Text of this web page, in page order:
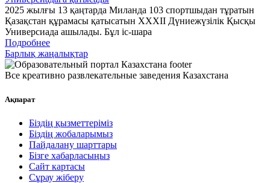
2025 жылғы 13 қаңтарда Миланда 103 спортшыдан тұратын
Қазақстан құрамасы қатысатын XXXII Дүниежүзілік Қысқы
Универсиада ашылады. Бұл іс-шара
Подробнее
Барлық жаңалықтар
Все креативно развлекательные заведения Казахстана
Ақпарат
Біздің қызметтеріміз
Біздің жобаларымыз
Пайдалану шарттары
Бізге хабарласыңыз
Сайт картасы
Сұрау жіберу